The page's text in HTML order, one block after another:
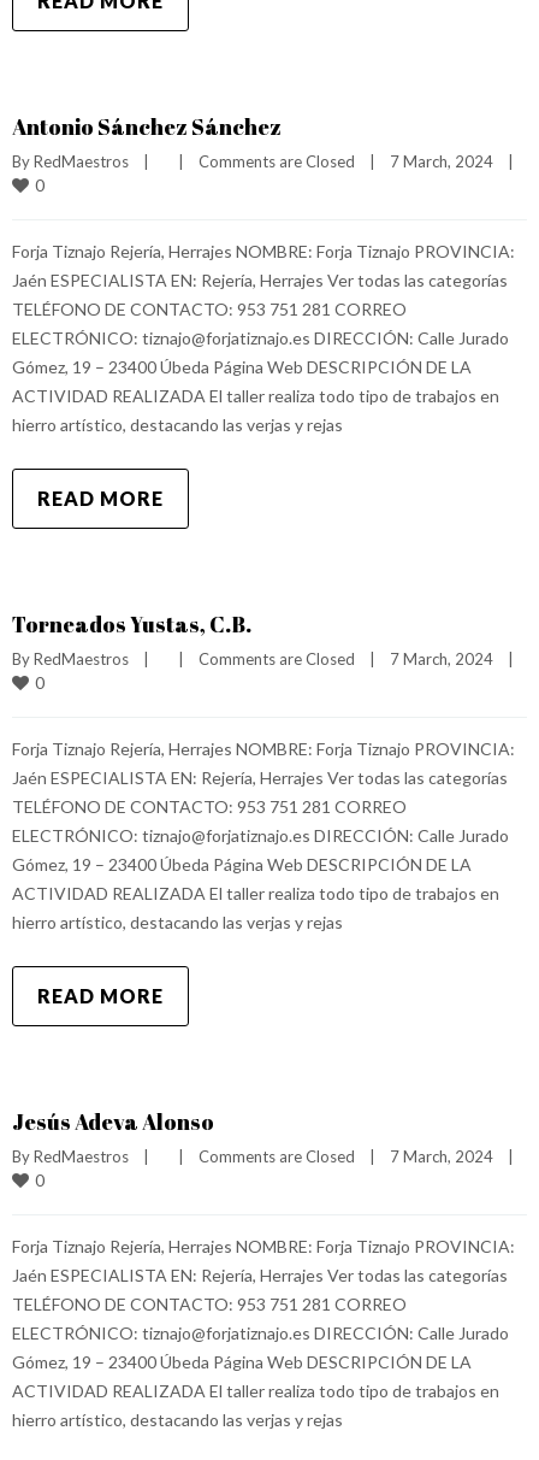
Antonio Sánchez Sánchez
By RedMaestros Comments are Closed 7 March, 2024
0
Forja Tiznajo Rejería, Herrajes NOMBRE: Forja Tiznajo PROVINCIA:
Jaén ESPECIALISTA EN: Rejería, Herrajes Ver todas las categorías
TELÉFONO DE CONTACTO: 953 751 281 CORREO
ELECTRÓNICO: tiznajo@forjatiznajo.es DIRECCIÓN: Calle Jurado
Gómez, 19 – 23400 Úbeda Página Web DESCRIPCIÓN DE LA
ACTIVIDAD REALIZADA El taller realiza todo tipo de trabajos en
hierro artístico, destacando las verjas y rejas
READ MORE
Torneados Yustas, C.B.
By RedMaestros Comments are Closed 7 March, 2024
0
Forja Tiznajo Rejería, Herrajes NOMBRE: Forja Tiznajo PROVINCIA:
Jaén ESPECIALISTA EN: Rejería, Herrajes Ver todas las categorías
TELÉFONO DE CONTACTO: 953 751 281 CORREO
ELECTRÓNICO: tiznajo@forjatiznajo.es DIRECCIÓN: Calle Jurado
Gómez, 19 – 23400 Úbeda Página Web DESCRIPCIÓN DE LA
ACTIVIDAD REALIZADA El taller realiza todo tipo de trabajos en
hierro artístico, destacando las verjas y rejas
READ MORE
Jesús Adeva Alonso
By RedMaestros Comments are Closed 7 March, 2024
0
Forja Tiznajo Rejería, Herrajes NOMBRE: Forja Tiznajo PROVINCIA:
Jaén ESPECIALISTA EN: Rejería, Herrajes Ver todas las categorías
TELÉFONO DE CONTACTO: 953 751 281 CORREO
ELECTRÓNICO: tiznajo@forjatiznajo.es DIRECCIÓN: Calle Jurado
Gómez, 19 – 23400 Úbeda Página Web DESCRIPCIÓN DE LA
ACTIVIDAD REALIZADA El taller realiza todo tipo de trabajos en
hierro artístico, destacando las verjas y rejas